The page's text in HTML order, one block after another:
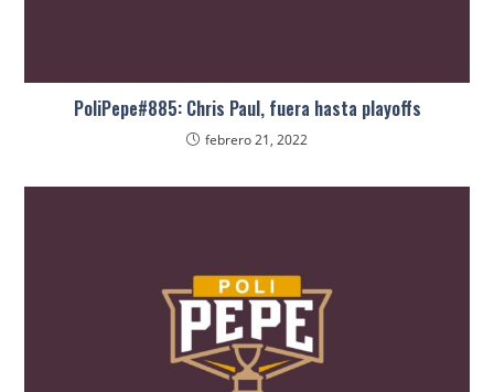
PoliPepe#885: Chris Paul, fuera hasta playoffs
febrero 21, 2022